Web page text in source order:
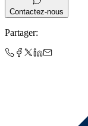
Contactez-nous
Partager: